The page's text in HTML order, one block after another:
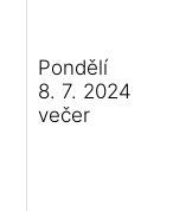
Pondělí
8. 7. 2024
večer